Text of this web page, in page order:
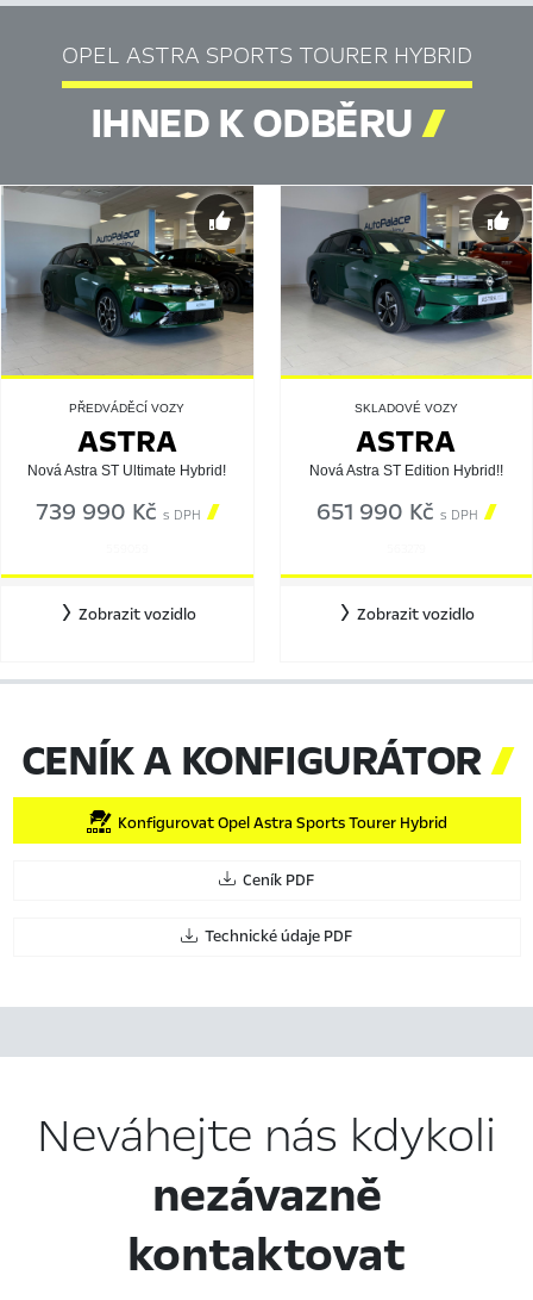
OPEL ASTRA SPORTS TOURER HYBRID
IHNED K ODBĚRU
PŘEDVÁDĚCÍ VOZY
ASTRA
Nová Astra ST Ultimate Hybrid!
739 990 Kč s DPH 
Zobrazit vozidlo
SKLADOVÉ VOZY
ASTRA
Nová Astra ST Edition Hybrid!!
651 990 Kč s DPH 
Zobrazit vozidlo
CENÍK A KONFIGURÁTOR
Konfigurovat Opel Astra Sports Tourer Hybrid
Ceník PDF
Technické údaje PDF
Neváhejte nás kdykoli
nezávazně
kontaktovat